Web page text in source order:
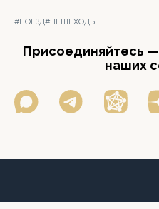
#ПОЕЗД#ПЕШЕХОДЫ
Присоединяйтесь
наших